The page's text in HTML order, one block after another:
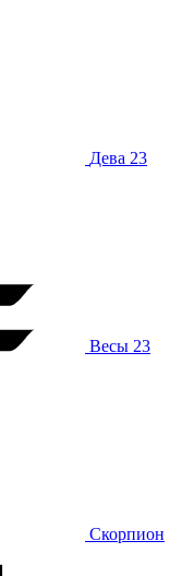
Дева 23
Весы 23
Скорпион